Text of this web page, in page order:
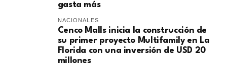
gasta más
NACIONALES
Cenco Malls inicia la construcción de
su primer proyecto Multifamily en La
Florida con una inversión de USD 20
millones